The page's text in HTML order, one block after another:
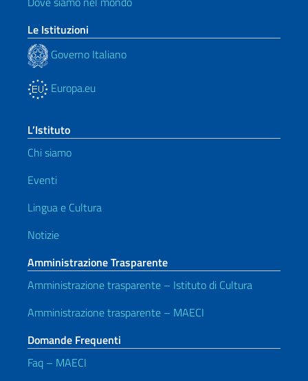
Le Istituzioni
Governo Italiano
Europa.eu
L’Istituto
Chi siamo
Eventi
Lingua e Cultura
Notizie
Amministrazione Trasparente
Amministrazione trasparente – Istituto di Cultura
Amministrazione trasparente – MAECI
Domande Frequenti
Faq – MAECI